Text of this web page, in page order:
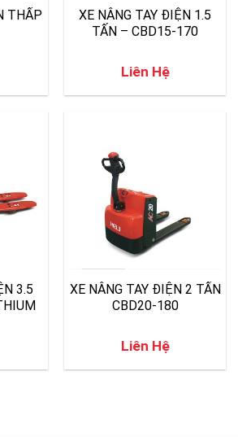
THẤP
XE NÂNG TAY ĐIỆN 1.5
TẤN – CBD15-170
Liên Hệ
3.5
XE NÂNG TAY ĐIỆN 2 TẤN
CBD20-180
Liên Hệ